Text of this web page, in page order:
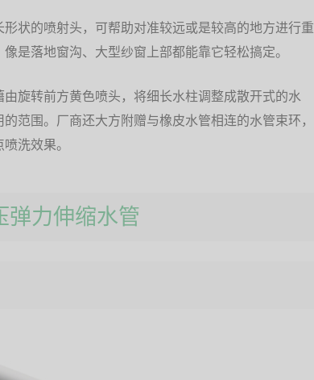
状的喷射头，可帮助对准较远或是较高的地方进行重
是落地窗沟、大型纱窗上部都能靠它轻松搞定。
旋转前方黄色喷头，将细长水柱调整成散开式的水
范围。厂商还大方附赠与橡皮水管相连的水管束环，
洗效果。
弹力伸缩水管